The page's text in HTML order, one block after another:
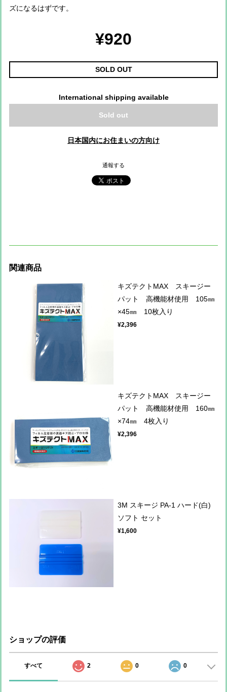
ズになるはずです。
¥920
SOLD OUT
International shipping available
Sold out
日本国内にお住まいの方向け
通報する
関連商品
キズテクトMAX スキージー
パット 高機能材使用 105㎜
×45㎜ 10枚入り
¥2,396
キズテクトMAX スキージー
パット 高機能材使用 160㎜
×74㎜ 4枚入り
¥2,396
3M スキージ PA-1 ハード(白)
ソフト セット
¥1,600
ショップの評価
すべて 2 0 0